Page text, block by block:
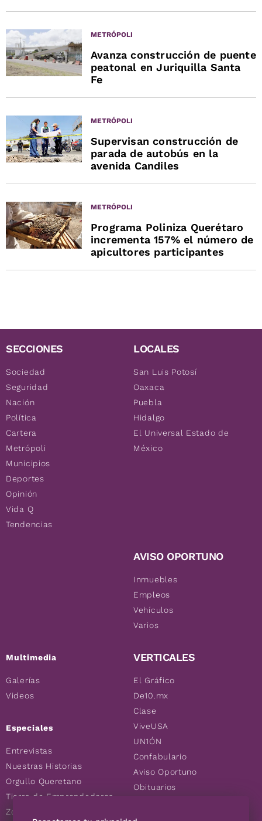
METRÓPOLI
Avanza construcción de puente
peatonal en Juriquilla Santa
Fe
METRÓPOLI
Supervisan construcción de
parada de autobús en la
avenida Candiles
METRÓPOLI
Programa Poliniza Querétaro
incrementa 157% el número de
apicultores participantes
SECCIONES
Sociedad
Seguridad
Nación
Política
Cartera
Metrópoli
Municipios
Deportes
Opinión
Vida Q
Tendencias
Multimedia
Galerías
Videos
Especiales
Entrevistas
Nuestras Historias
Orgullo Queretano
Tierra de Emprendedores
Zoociales
LOCALES
San Luis Potosí
Oaxaca
Puebla
Hidalgo
El Universal Estado de
México
AVISO OPORTUNO
Inmuebles
Empleos
Vehículos
Varios
VERTICALES
El Gráfico
De10.mx
Clase
ViveUSA
UN1ÓN
Confabulario
Aviso Oportuno
Obituarios
Consultas